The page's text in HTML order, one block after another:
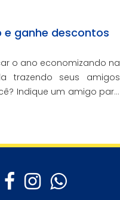
ajudar a transformar
e ganhe descontos
o ano economizando na
trazendo seus amigos
Indique um amigo para